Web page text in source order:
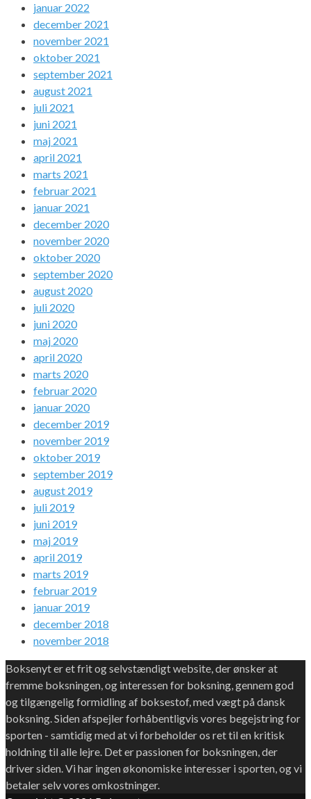
januar 2022
december 2021
november 2021
oktober 2021
september 2021
august 2021
juli 2021
juni 2021
maj 2021
april 2021
marts 2021
februar 2021
januar 2021
december 2020
november 2020
oktober 2020
september 2020
august 2020
juli 2020
juni 2020
maj 2020
april 2020
marts 2020
februar 2020
januar 2020
december 2019
november 2019
oktober 2019
september 2019
august 2019
juli 2019
juni 2019
maj 2019
april 2019
marts 2019
februar 2019
januar 2019
december 2018
november 2018
Boksenyt er et frit og selvstændigt website, der ønsker at
fremme boksningen, og interessen for boksning, gennem god
og tilgængelig formidling af boksestof, med vægt på dansk
boksning. Siden afspejler forhåbentligvis vores begejstring for
sporten - samtidig med at vi forbeholder os ret til en kritisk
holdning til alle lejre. Det er passionen for boksningen, der
driver siden. Vi har ingen økonomiske interesser i sporten, og vi
betaler selv vores omkostninger.